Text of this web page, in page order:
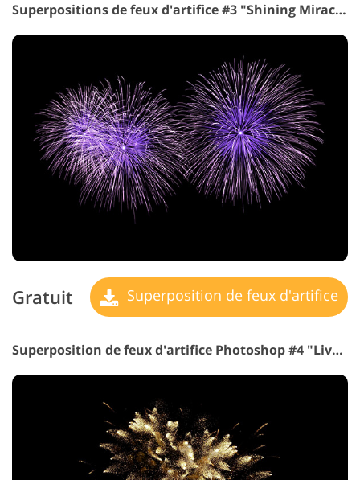
Superpositions de feux d'artifice #3 "Shining Miracle"
Gratuit Superposition de feux d'artifice
Superposition de feux d'artifice Photoshop #4 "Lively Sparkles"